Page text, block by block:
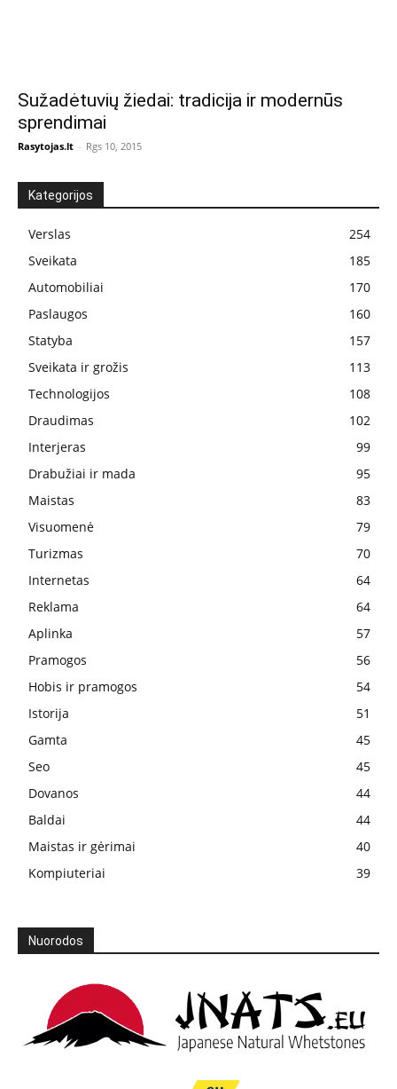
Sužadėtuvių žiedai: tradicija ir modernūs
sprendimai
Rasytojas.lt - Rgs 10, 2015
Kategorijos
Verslas
254
Sveikata
185
Automobiliai
170
Paslaugos
160
Statyba
157
Sveikata ir grožis
113
Technologijos
108
Draudimas
102
Interjeras
99
Drabužiai ir mada
95
Maistas
83
Visuomenė
79
Turizmas
70
Internetas
64
Reklama
64
Aplinka
57
Pramogos
56
Hobis ir pramogos
54
Istorija
51
Gamta
45
Seo
45
Dovanos
44
Baldai
44
Maistas ir gėrimai
40
Kompiuteriai
39
Nuorodos